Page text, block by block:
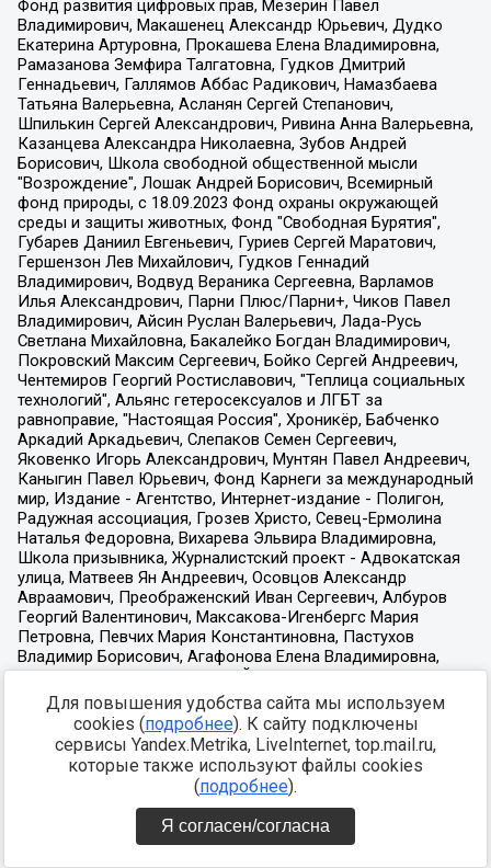
Для повышения удобства сайта мы используем
cookies (подробнее). К сайту подключены
сервисы Yandex.Metrika, LiveInternet, top.mail.ru,
которые также используют файлы cookies
(подробнее).
Я согласен/согласна